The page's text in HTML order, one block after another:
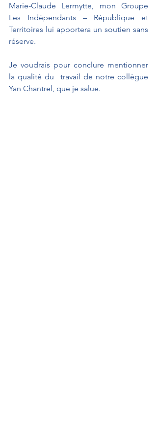
Marie-Claude Lermytte, mon Groupe
Les Indépendants – République et
Territoires lui apportera un soutien sans
réserve.
Je voudrais pour conclure mentionner
la qualité du  travail de notre collègue
Yan Chantrel, que je salue.